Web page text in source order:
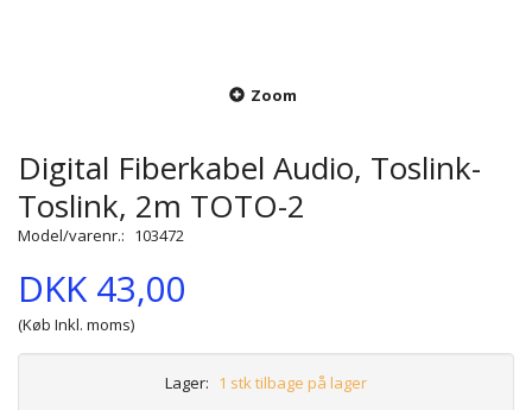
Zoom
Digital Fiberkabel Audio, Toslink-
Toslink, 2m TOTO-2
Model/varenr.: 103472
DKK 43,00
(Køb Inkl. moms)
Lager: 1 stk tilbage på lager